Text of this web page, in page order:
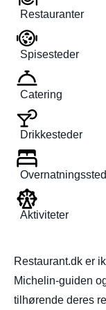
Restauranter
Spisesteder
Catering
Drikkesteder
Aktiviteter
Restaurant.dk er
Michelin-guiden
tilhørende deres